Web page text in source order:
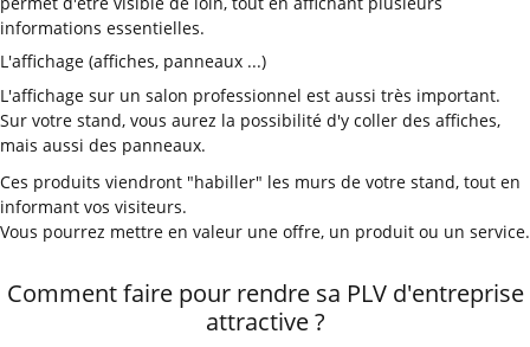
informations essentielles.
L'affichage (affiches, panneaux ...)
L'affichage sur un salon professionnel est aussi très important.
Sur votre stand, vous aurez la possibilité d'y coller des affiches,
mais aussi des panneaux.
Ces produits viendront "habiller" les murs de votre stand, tout en
informant vos visiteurs.
Vous pourrez mettre en valeur une offre, un produit ou un service.
Comment faire pour rendre sa PLV d'entreprise
attractive ?